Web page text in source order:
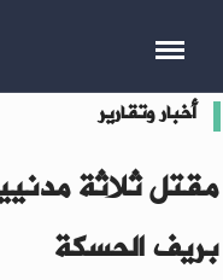
أخبار وتقارير
مقتل ثلاثة
بريف الحسكة